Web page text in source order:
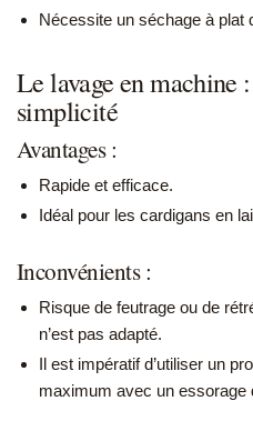
Nécessite un séchage à plat
Le lavage en machine
simplicité
Avantages :
Rapide et efficace.
Idéal pour les cardigans en
Inconvénients :
Risque de feutrage ou de
n’est pas adapté.
Il est impératif d’utiliser un
maximum avec un essorage